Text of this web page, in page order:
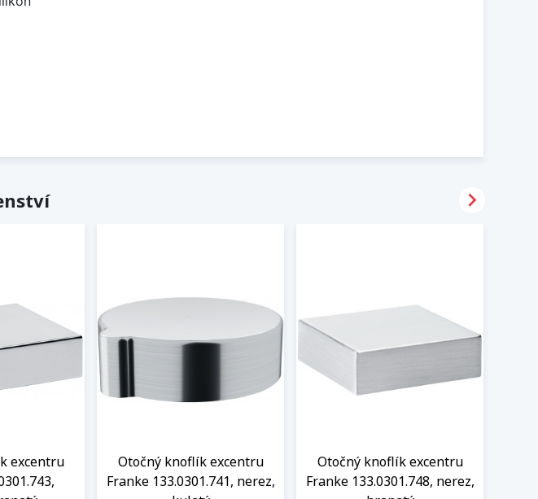
excentru
Otočný knoflík excentru
Franke 133.0301.741, nerez,
Otočný knoflík excentru
Franke 133.0301.748, nerez,
